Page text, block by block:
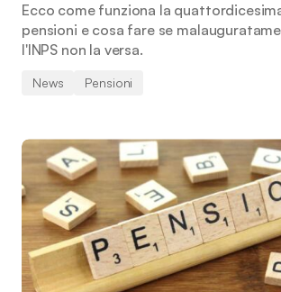
Ecco come funziona la
pensioni e cosa fare se
l'INPS non la versa.
News Pensioni